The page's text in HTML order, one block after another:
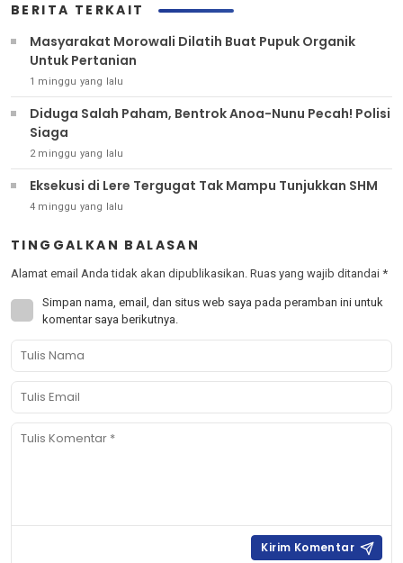
BERITA TERKAIT
Masyarakat Morowali Dilatih Buat Pupuk Organik
Untuk Pertanian
1 minggu yang lalu
Diduga Salah Paham, Bentrok Anoa-Nunu Pecah! Polisi
Siaga
2 minggu yang lalu
Eksekusi di Lere Tergugat Tak Mampu Tunjukkan SHM
4 minggu yang lalu
TINGGALKAN BALASAN
Alamat email Anda tidak akan dipublikasikan. Ruas yang wajib ditandai *
Simpan nama, email, dan situs web saya pada peramban ini untuk
komentar saya berikutnya.